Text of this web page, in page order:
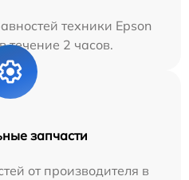
техники Epson
течение 2 часов.
запчасти
от производителя в